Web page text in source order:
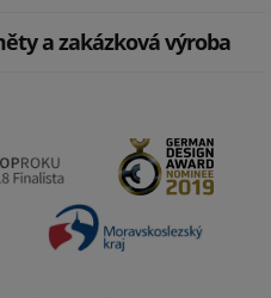
a zakázková výroba